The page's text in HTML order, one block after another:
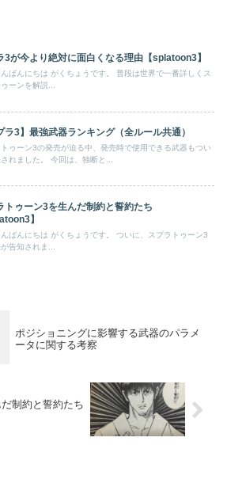
3が今より絶対に面白くなる理由【splatoon3】
くちょうです。 普段は世界で一番詳しくス
ーンを解説...
ラ3】最強武器ランキング（全ルール共通）
トゥーン3の発売が迫る中、発売時で使用できる武器もつい
に発表されました。 今回は、独断と...
トゥーン3を生んだ制約と誓約たち
】
くちょうです。 ついに、スプラトゥーン3
告知されま...
ポジショニングに影響する武器のパラメ
ータに関する考察
制約と誓約たち